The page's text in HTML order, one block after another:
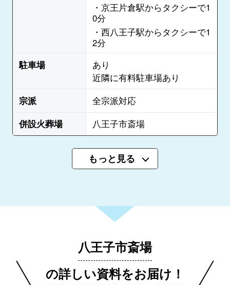
・京王片倉駅からタクシーで1
0分
・西八王子駅からタクシーで1
2分
駐車場
あり
近隣に有料駐車場あり
宗派
全宗派対応
併設火葬場
八王子市斎場
もっと見る
八王子市斎場
の詳しい資料をお届け！